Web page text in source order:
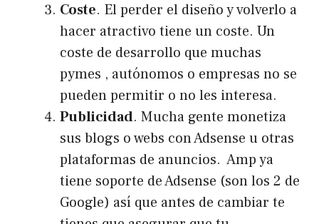
Coste. El perder el diseño y volverlo a
hacer atractivo tiene un coste. Un
coste de desarrollo que muchas
pymes , autónomos o empresas no se
pueden permitir o no les interesa.
Publicidad. Mucha gente monetiza
sus blogs o webs con Adsense u otras
plataformas de anuncios. Amp ya
tiene soporte de Adsense (son los 2 de
Google) así que antes de cambiar te